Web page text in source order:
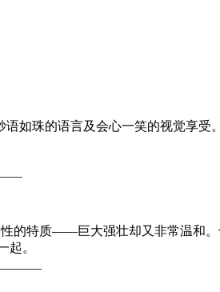
如珠的语言及会心一笑的视觉享受
的特质——巨大强壮却又非常温和
起。